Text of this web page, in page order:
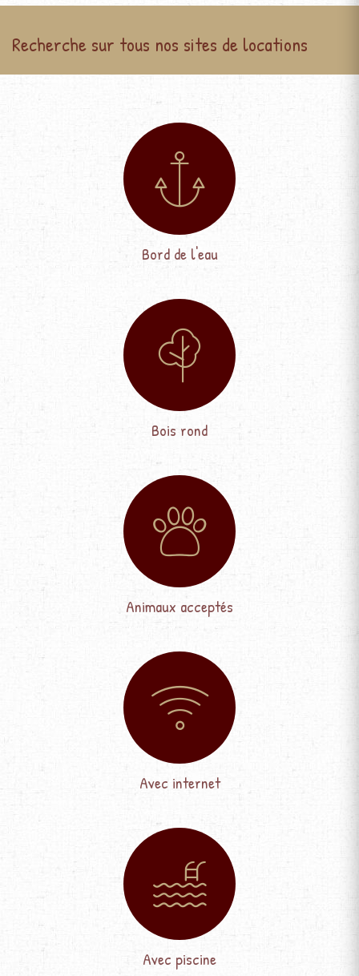
Recherche sur tous nos sites de locations
Bord de l'eau
Bois rond
Animaux acceptés
Avec internet
Avec piscine